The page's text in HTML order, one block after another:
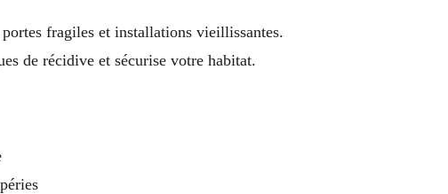
fragiles et installations vieillissantes.
de récidive et sécurise votre habitat.